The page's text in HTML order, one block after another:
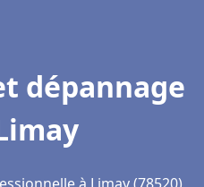
dépannage